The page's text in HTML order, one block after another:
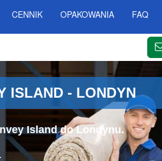
CENNIK OPAKOWANIA FAQ
ISLAND - LONDYN
Island do Londynu.